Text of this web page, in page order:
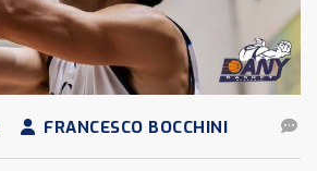
FRANCESCO BOCCHINI